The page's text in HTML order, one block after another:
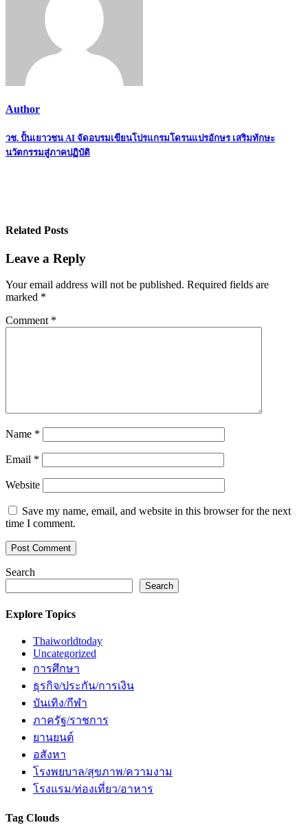
Author
Post
navigation
วช. ปั้นเยาวชน AI จัดอบรมเขียนโปรแกรมโดรนแปรอักษร เสริมทักษะ
นวัตกรรมสู่ภาคปฏิบัติ
Related Posts
Leave a Reply
Your email address will not be published. Required fields are
marked *
Comment *
Name *
Email *
Website
Save my name, email, and website in this browser for the next
time I comment.
Search
Search
Explore Topics
Thaiworldtoday
Uncategorized
การศึกษา
ธุรกิจ/ประกัน/การเงิน
บันเทิง/กีฬา
ภาครัฐ/ราชการ
ยานยนต์
อสังหา
โรงพยบาล/สุขภาพ/ความงาม
โรงแรม/ท่องเที่ยว/อาหาร
Tag Clouds